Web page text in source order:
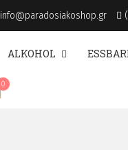
info@paradosiakoshop.gr
ALKOHOL
0